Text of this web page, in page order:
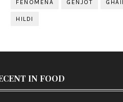
FENOMENA GENJOT
HILDI
IN FOOD